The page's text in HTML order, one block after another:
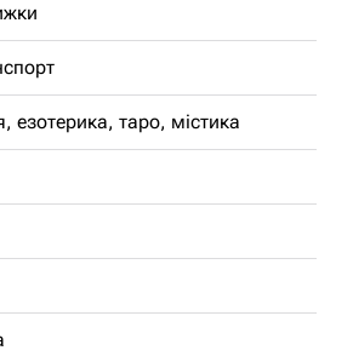
езотерика, таро, містика